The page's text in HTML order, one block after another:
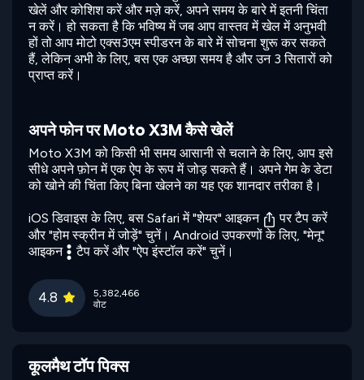
खेलें और कोशिश करें और मज़े करें, अपने समय के बारे में इतनी चिंता
न करें। हो सकता है कि भविष्य में जब आप वास्तव में खेल में अनुभवी
हों तो आप मोटो एक्स3एम स्पीडरन के बारे में सोचना शुरू कर सकते
हैं, लेकिन अभी के लिए, बस एक अच्छा समय है और उन 3 सितारों को
प्राप्त करें।
अपने फोन पर Moto X3M कैसे खेलें
Moto X3M को किसी भी समय आसानी से चलाने के लिए, आप इसे
सीधे अपने फ़ोन में एक ऐप के रूप में जोड़ सकते हैं। अपने गेम के डेटा
को खोने की चिंता किए बिना खेलने का यह एक शानदार तरीका है।
iOS डिवाइस के लिए, बस Safari में "शेयर" आइकन
पर टैप करें
और "होम स्क्रीन में जोड़ें" चुनें। Android उपकरणों के लिए, "मेनू"
आइकन
टैप करें और "ऐप इंस्टॉल करें" चुनें।
4.8
5,382,466
वोट
कूलमैथ टॉप पिक्स